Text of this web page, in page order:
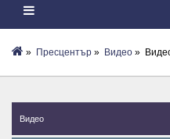
» Пресцентър » Видеo »
Видео